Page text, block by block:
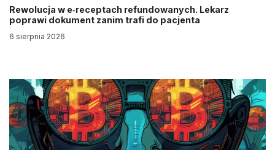
Rewolucja w e‑receptach refundowanych. Lekarz
poprawi dokument zanim trafi do pacjenta
6 sierpnia 2026